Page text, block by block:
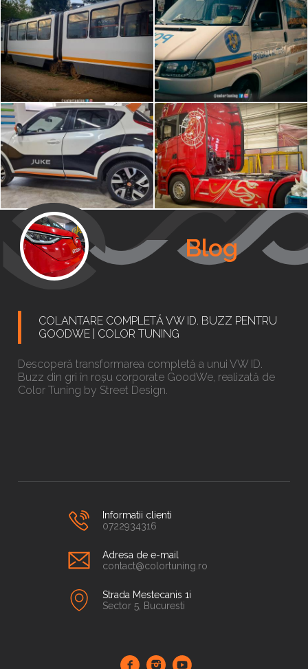
numai!
Blog
COLANTARE COMPLETĂ VW ID. BUZZ PENTRU
GOODWE | COLOR TUNING
Descoperă transformarea completă a unui VW ID.
Buzz din gri în roșu corporate GoodWe, realizată de
Color Tuning by Street Design.
Informatii clienti
0722934316
Adresa de e-mail
contact@colortuning.ro
Strada Mestecanis 1i
Sector 5, Bucuresti